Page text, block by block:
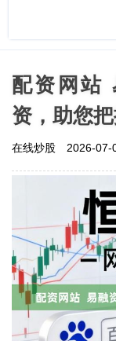
配资网站
资，助您
在线炒股 2026-07-